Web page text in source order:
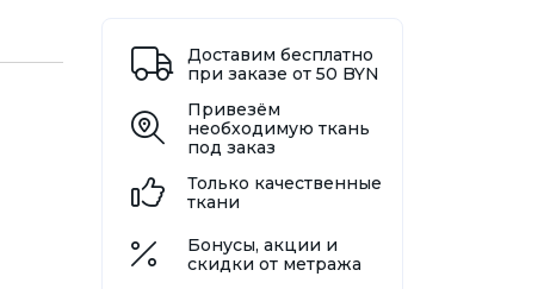
Доставим бесплатно
при заказе от 50 BYN
Привезём
необходимую ткань
под заказ
Только качественные
ткани
Бонусы, акции и
скидки от метража